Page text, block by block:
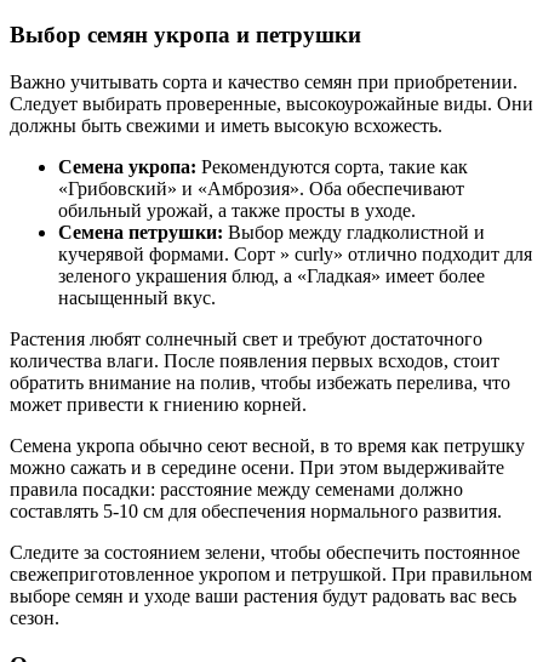
Выбор семян укропа и петрушки
Важно учитывать сорта и качество семян при приобретении.
Следует выбирать проверенные, высокоурожайные виды. Они
должны быть свежими и иметь высокую всхожесть.
Семена укропа: Рекомендуются сорта, такие как
«Грибовский» и «Амброзия». Оба обеспечивают
обильный урожай, а также просты в уходе.
Семена петрушки: Выбор между гладколистной и
кучерявой формами. Сорт » curly» отлично подходит для
зеленого украшения блюд, а «Гладкая» имеет более
насыщенный вкус.
Растения любят солнечный свет и требуют достаточного
количества влаги. После появления первых всходов, стоит
обратить внимание на полив, чтобы избежать перелива, что
может привести к гниению корней.
Семена укропа обычно сеют весной, в то время как петрушку
можно сажать и в середине осени. При этом выдерживайте
правила посадки: расстояние между семенами должно
составлять 5-10 см для обеспечения нормального развития.
Следите за состоянием зелени, чтобы обеспечить постоянное
свежеприготовленное укропом и петрушкой. При правильном
выборе семян и уходе ваши растения будут радовать вас весь
сезон.